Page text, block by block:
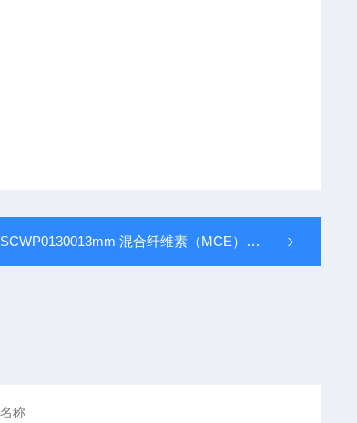
SCWP0130013mm 混合纤维素（MCE）过滤膜